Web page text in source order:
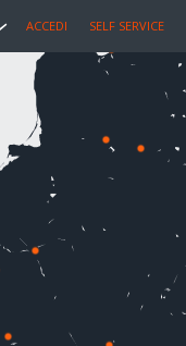
ACCEDI SELF SERVICE